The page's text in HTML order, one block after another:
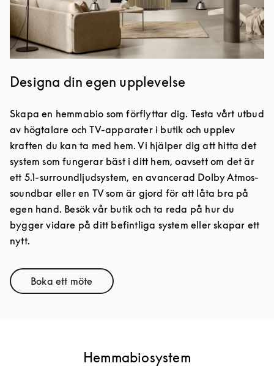
Designa din egen upplevelse
Skapa en hemmabio som förflyttar dig. Testa vårt utbud
av högtalare och TV-apparater i butik och upplev
kraften du kan ta med hem. Vi hjälper dig att hitta det
system som fungerar bäst i ditt hem, oavsett om det är
ett 5.1-surroundljudsystem, en avancerad Dolby Atmos-
soundbar eller en TV som är gjord för att låta bra på
egen hand. Besök vår butik och ta reda på hur du
bygger vidare på ditt befintliga system eller skapar ett
nytt.
Boka ett möteLink Opens in New Tab
Hemmabiosystem